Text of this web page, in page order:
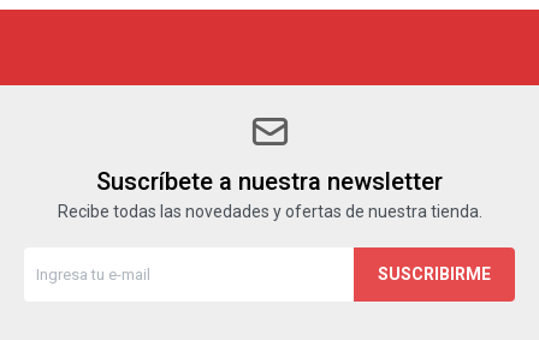
Suscríbete a nuestra newsletter
Recibe todas las novedades y ofertas de nuestra tienda.
SUSCRIBIRME